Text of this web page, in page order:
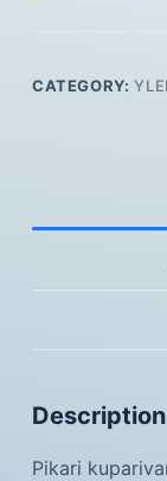
CATEGORY:
Description
Pikari